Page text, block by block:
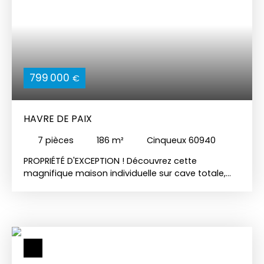
799 000 €
HAVRE DE PAIX
7 pièces 186 m²
Cinqueux 60940
PROPRIÉTÉ D'EXCEPTION ! Découvrez cette
magnifique maison individuelle sur cave totale,
nature et des chevaux. La maison principale